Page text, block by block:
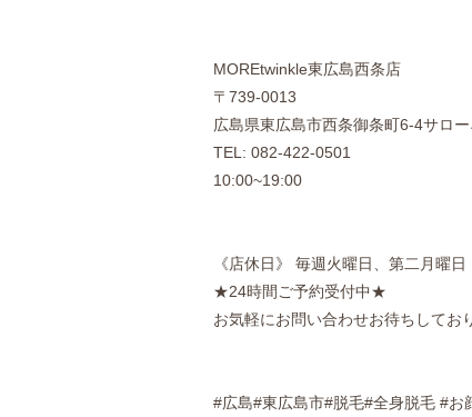
MOREtwinkle東広島西条店
〒739-0013
広島県東広島市西条御条町6-4サロ
TEL: 082-422-0501
10:00~19:00
《店休日》 毎週火曜日、第二月曜日
★24時間ご予約受付中★
お気軽にお問い合わせお待ちしてお
#広島#東広島市#脱毛#全身脱毛 #お